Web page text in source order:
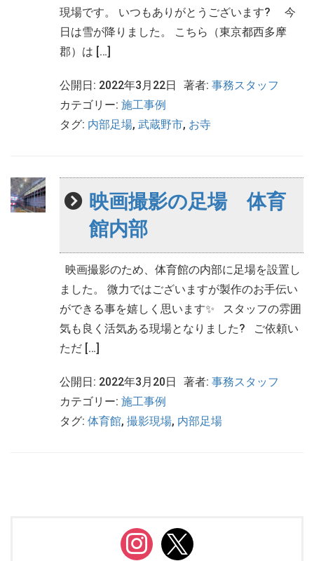
現場です。 いつもありがとうございます? 今
日は雪が降りました。 こちら（東京都西多摩
郡）は […]
公開日: 2022年3月22日 著者: 事務スタッフ
カテゴリー: 施工事例
タグ: 内部足場, 武蔵野市, お寺
映画撮影の足場 体育
館内部
映画撮影のため、体育館の内部に足場を設置し
ました。 微力ではございますが製作のお手伝い
ができる事を嬉しく思います✨ スタッフの雰囲
気も良く活気ある現場となりました? ご依頼い
ただ […]
公開日: 2022年3月20日 著者: 事務スタッフ
カテゴリー: 施工事例
タグ: 体育館, 撮影現場, 内部足場
instagram
x